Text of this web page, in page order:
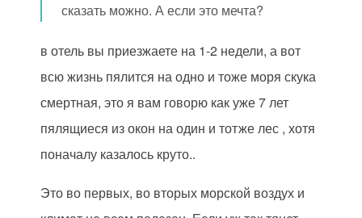
сказать можно. А если это мечта?
в отель вы приезжаете на 1-2 недели, а вот
всю жизнь пялится на одно и тоже моря скука
смертная, это я вам говорю как уже 7 лет
пялящиеся из окон на один и тотже лес , хотя
поначалу казалось круто..
Это во первых, во вторых морской воздух и